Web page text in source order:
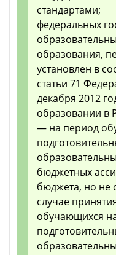
стандартами;
федеральных
образования,
установлен в
статьи 71
декабря 2012
образовании в
— на период
бюджетных
бюджета, но не
случае
обучающихся